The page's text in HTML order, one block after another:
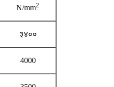
N/mm2
३४००
4000